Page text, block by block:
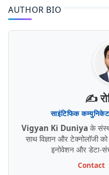
AUTHOR BIO
✍️
साइंटिफिक
Vigyan Ki Duniya के
साथ विज्ञान और टेक्नोलॉजी
इनोवेशन और डेटा-
Contact